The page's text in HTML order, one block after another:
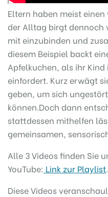
Eltern haben meist
der Alltag birgt dennoch
mit einzubinden und
diesem Beispiel backt
Apfelkuchen, als ihr
einfordert. Kurz erwägt
geben, um sich
können.Doch dann
stattdessen mithelfen
gemeinsamen,
Alle 3 Videos finden Sie
YouTube: Link zur Playlist.
Diese Videos